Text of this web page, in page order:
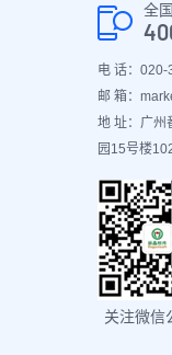
全
电 话：
邮 箱：
地 址：广州
园15号楼
关注微信